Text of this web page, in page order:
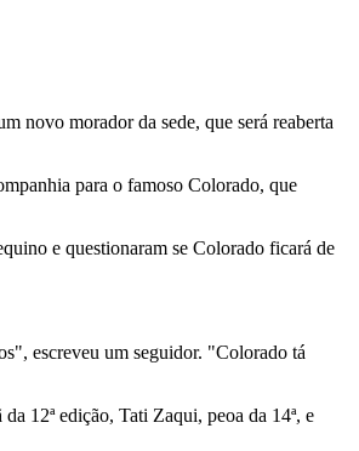
novo morador da sede, que será reaberta
para o famoso Colorado, que
e questionaram se Colorado ficará de
escreveu um seguidor. "Colorado tá
12ª edição, Tati Zaqui, peoa da 14ª, e